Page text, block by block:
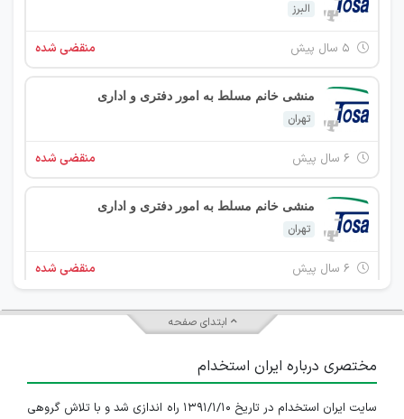
البرز
منقضی شده
منشی خانم مسلط به امور دفتری و اداری
تهران
منقضی شده
منشی خانم مسلط به امور دفتری و اداری
تهران
منقضی شده
کارشناس ارشد مکانیک
۷ سال پیش منقضی شده
ابتدای صفحه
مختصری درباره ایران استخدام
سایت ایران استخدام در تاریخ ۱۳۹۱/۱/۱۰ راه اندازی شد و با تلاش گروهی